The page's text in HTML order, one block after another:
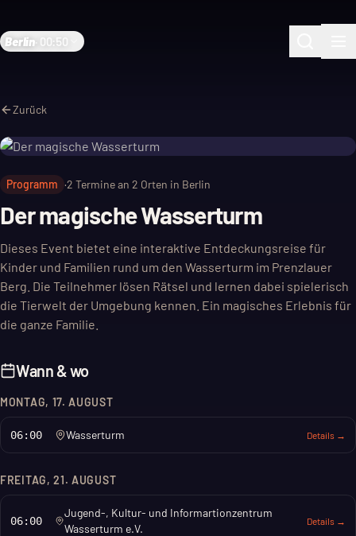
Berlin 00:50
Zurück
Programm ·2 Termine an 2 Orten in Berlin
Der magische Wasserturm
Dieses Event bietet eine interaktive Entdeckungsreise für
Kinder und Familien rund um den Wasserturm im Prenzlauer
Berg. Die Teilnehmer lösen Rätsel und lernen dabei spielerisch
die Tierwelt der Umgebung kennen. Ein magisches Erlebnis für
die ganze Familie.
Wann & wo
MONTAG, 17. AUGUST
06:00 Wasserturm Details →
FREITAG, 21. AUGUST
06:00
Jugend-, Kultur- und Informartionzentrum
Wasserturm e.V.
Details →